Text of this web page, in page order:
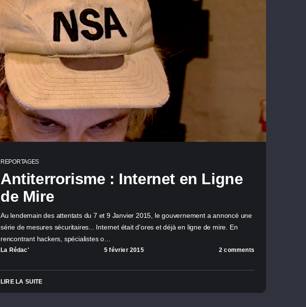
REPORTAGES
Antiterrorisme : Internet en Ligne
de Mire
Au lendemain des attentats du 7 et 9 Janvier 2015, le gouvernement a annoncé une
série de mesures sécuritaires... Internet était d'ores et déjà en ligne de mire. En
rencontrant hackers, spécialistes o…
La Rédac' 5 février 2015 2 comments
LIRE LA SUITE